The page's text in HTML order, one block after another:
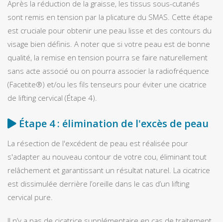
Après la réduction de la graisse, les tissus sous-cutanés
sont remis en tension par la plicature du SMAS. Cette étape
est cruciale pour obtenir une peau lisse et des contours du
visage bien définis. A noter que si votre peau est de bonne
qualité, la remise en tension pourra se faire naturellement
sans acte associé ou on pourra associer la radiofréquence
(Facetite®) et/ou les fils tenseurs pour éviter une cicatrice
de lifting cervical (Étape 4).
Étape 4 : élimination de l'excès de peau
La résection de l'excédent de peau est réalisée pour
s'adapter au nouveau contour de votre cou, éliminant tout
relâchement et garantissant un résultat naturel. La cicatrice
est dissimulée derrière l’oreille dans le cas d’un lifting
cervical pure.